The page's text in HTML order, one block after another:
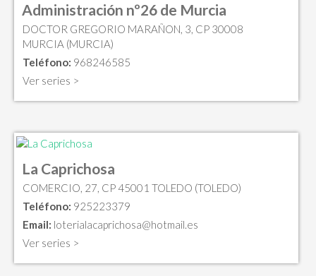
Administración nº26 de Murcia
DOCTOR GREGORIO MARAÑON, 3, CP 30008
MURCIA (MURCIA)
Teléfono: 968246585
Ver series >
La Caprichosa
COMERCIO, 27, CP 45001 TOLEDO (TOLEDO)
Teléfono: 925223379
Email: loterialacaprichosa@hotmail.es
Ver series >